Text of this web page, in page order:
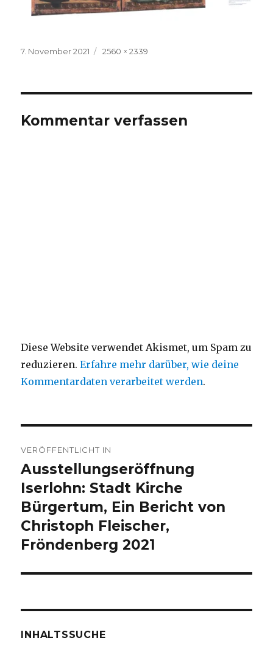
Veröffentlicht
7. November 2021
Volle
2560 × 2339
Kommentar verfassen
Diese Website verwendet Akismet, um Spam zu
reduzieren.Erfahre mehr darüber, wie deine
Kommentardaten verarbeitet werden.
VERÖFFENTLICHT IN
Ausstellungseröffnung
Iserlohn: Stadt Kirche
Bürgertum, Ein Bericht von
Christoph Fleischer,
Fröndenberg 2021
INHALTSSUCHE